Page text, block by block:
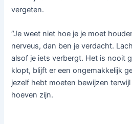
vergeten.
“Je weet niet hoe je je moet
nerveus, dan ben je verdacht.
alsof je iets verbergt. Het is nooit
klopt, blijft er een ongemakkelijk
jezelf hebt moeten bewijzen
hoeven zijn.